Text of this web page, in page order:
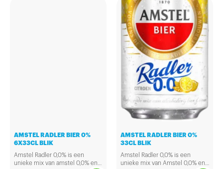
AMSTEL RADLER BIER 0%
6X33CL BLIK
Amstel Radler 0,0% is een
unieke mix van amstel 0,0% en
AMSTEL RADLER BIER 0%
33CL BLIK
Amstel Radler 0,0% is een
unieke mix van Amstel 0,0% en